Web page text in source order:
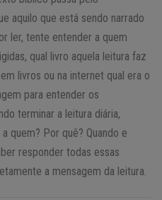
aquilo que está sendo narrado
ler, tente entender a quem
qual livro aquela leitura faz
livros ou na internet qual era o
para entender os
terminar a leitura diária,
quem? Por quê? Quando e
responder todas essas
a mensagem da leitura.